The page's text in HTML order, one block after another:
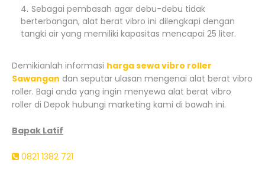
Sebagai pembasah agar debu-debu tidak
berterbangan, alat berat vibro ini dilengkapi dengan
tangki air yang memiliki kapasitas mencapai 25 liter.
Demikianlah informasi harga sewa vibro roller
Sawangan dan seputar ulasan mengenai alat berat vibro
roller. Bagi anda yang ingin menyewa alat berat vibro
roller di Depok hubungi marketing kami di bawah ini.
Bapak Latif
0821 1382 721